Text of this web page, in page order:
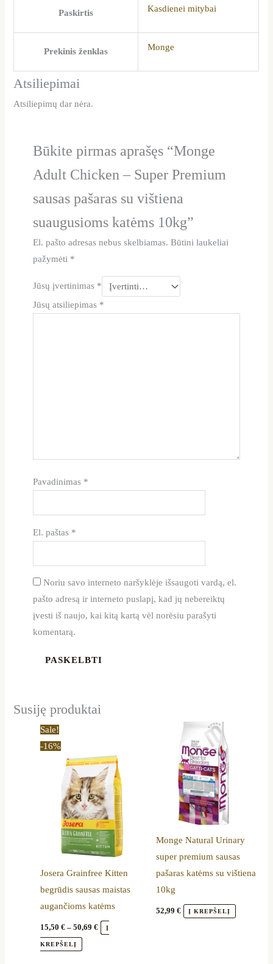
Paskirtis Kasdienei mitybai
Prekinis ženklas Monge
Atsiliepimai
Atsiliepimų dar nėra.
Būkite pirmas aprašęs “Monge
Adult Chicken – Super Premium
sausas pašaras su vištiena
suaugusioms katėms 10kg”
El. pašto adresas nebus skelbiamas. Būtini laukeliai
pažymėti *
Jūsų įvertinimas *
Jūsų atsiliepimas *
Pavadinimas *
El. paštas *
Noriu savo interneto naršyklėje išsaugoti vardą, el.
pašto adresą ir interneto puslapį, kad jų nebereiktų
įvesti iš naujo, kai kitą kartą vėl norėsiu parašyti
komentarą.
Susiję produktai
Sale!
-16%
Josera Grainfree Kitten
begrūdis sausas maistas
augančioms katėms
15,50€ – 50,69€
through
50,69 €
Į
KREPŠELĮ
has
multiple
variants.
The
options
may
chosen
on
the
product
Monge Natural Urinary
super premium sausas
pašaras katėms su vištiena
10kg
52,99 € Į KREPŠELĮ